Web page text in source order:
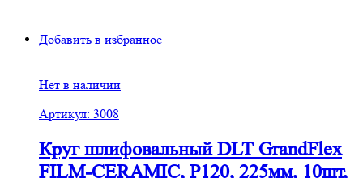
Добавить в избранное
Нет в наличии
Артикул: 3008
Круг шлифовальный DLT GrandFlex
FILM-CERAMIC, P120, 225мм, 10шт,